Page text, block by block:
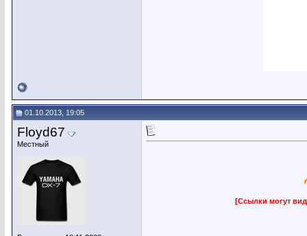
01.10.2013, 19:05
Floyd67
Местный
[Ссылки могут